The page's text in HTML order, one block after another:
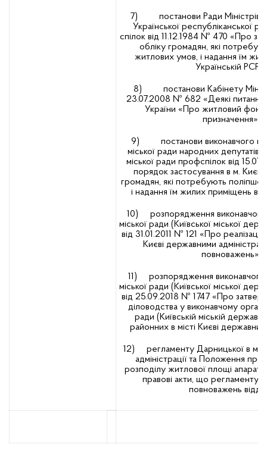
7) постанови Ради Міністрів
Української республіканської
спілок від 11.12.1984 № 470 «Про
обліку громадян, які
житлових умов, і надання їм
Українській РСР»;
8) постанови Кабінету
23.07.2008 № 682 «Деякі питання
України «Про житловий фонд
призначення»;
9) постанови виконавчого
міської ради народних депутатів
міської ради профспілок від
порядок застосування в м.
громадян, які потребують
і надання їм жилих приміщень в
10) розпорядження виконавчого
міської ради (Київської міської
від 31.01.2011 № 121 «Про
Києві державними
повноважень»;
11) розпорядження виконавчого
міської ради (Київської міської
від 25.09.2018 № 1747 «Про
діловодства у виконавчому органі
ради (Київській міській
районних в місті Києві державних
12) регламенту Дарницької в
адміністрації та Положення про
розподілу житлової площі
правові акти, що
повноважень